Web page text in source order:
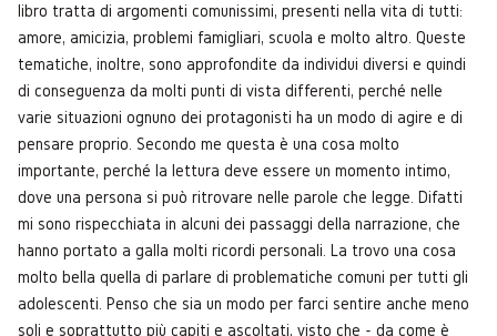
libro tratta di argomenti comunissimi, presenti nella vita di tutti:
amore, amicizia, problemi famigliari, scuola e molto altro. Queste
tematiche, inoltre, sono approfondite da individui diversi e quindi
di conseguenza da molti punti di vista differenti, perché nelle
varie situazioni ognuno dei protagonisti ha un modo di agire e di
pensare proprio. Secondo me questa è una cosa molto
importante, perché la lettura deve essere un momento intimo,
dove una persona si può ritrovare nelle parole che legge. Difatti
mi sono rispecchiata in alcuni dei passaggi della narrazione, che
hanno portato a galla molti ricordi personali. La trovo una cosa
molto bella quella di parlare di problematiche comuni per tutti gli
adolescenti. Penso che sia un modo per farci sentire anche meno
soli e soprattutto più capiti e ascoltati, visto che - da come è